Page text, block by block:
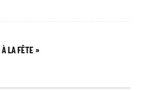
LA FÊTE »